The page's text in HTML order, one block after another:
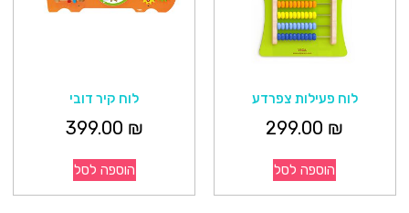
לוח פעילות צפרדע
299.00 ₪
הוספה לסל
לוח קיר דובי
399.00 ₪
הוספה לסל